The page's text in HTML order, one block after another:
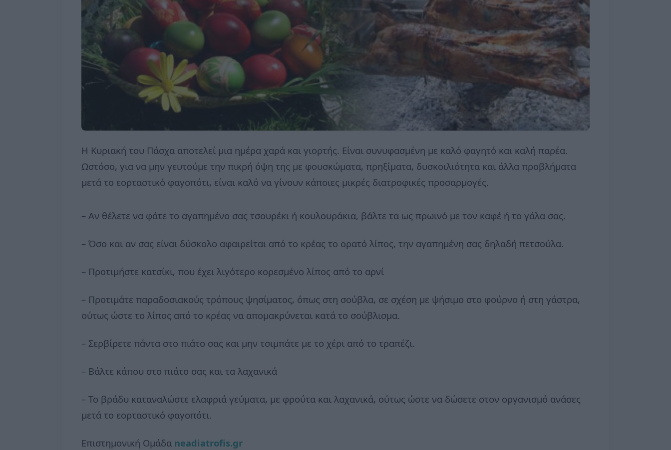
Η Κυριακή του Πάσχα αποτελεί μια ημέρα χαρά και γιορτής. Είναι συνυφασμένη με καλό φαγητό και καλή παρέα.
Ωστόσο, για να μην γευτούμε την πικρή όψη της με φουσκώματα, πρηξίματα, δυσκοιλιότητα και άλλα προβλήματα
μετά το εορταστικό φαγοπότι, είναι καλό να γίνουν κάποιες μικρές διατροφικές προσαρμογές.
– Αν θέλετε να φάτε το αγαπημένο σας τσουρέκι ή κουλουράκια, βάλτε τα ως πρωινό με τον καφέ ή το γάλα σας.
– Όσο και αν σας είναι δύσκολο αφαιρείται από το κρέας το ορατό λίπος, την αγαπημένη σας δηλαδή πετσούλα.
– Προτιμήστε κατσίκι, που έχει λιγότερο κορεσμένο λίπος από το αρνί
– Προτιμάτε παραδοσιακούς τρόπους ψησίματος, όπως στη σούβλα, σε σχέση με ψήσιμο στο φούρνο ή στη γάστρα,
ούτως ώστε το λίπος από το κρέας να απομακρύνεται κατά το σούβλισμα.
– Σερβίρετε πάντα στο πιάτο σας και μην τσιμπάτε με το χέρι από το τραπέζι.
– Βάλτε κάπου στο πιάτο σας και τα λαχανικά
– Το βράδυ καταναλώστε ελαφριά γεύματα, με φρούτα και λαχανικά, ούτως ώστε να δώσετε στον οργανισμό ανάσες
μετά το εορταστικό φαγοπότι.
Επιστημονική Ομάδα neadiatrofis.gr